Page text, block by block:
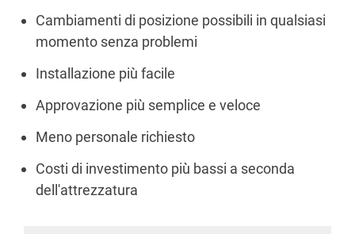
Cambiamenti di posizione possibili in qualsiasi
momento senza problemi
Installazione più facile
Approvazione più semplice e veloce
Meno personale richiesto
Costi di investimento più bassi a seconda
dell'attrezzatura